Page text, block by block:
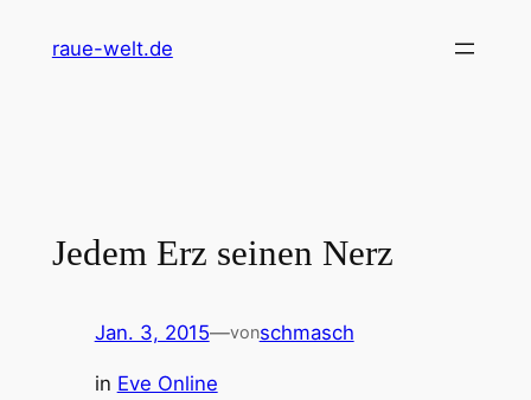
Inhaltraue-welt.de
Jedem Erz seinen Nerz
Jan. 3, 2015—vonschmasch
in Eve Online